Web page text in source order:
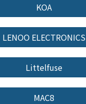
KOA
LENOO ELECTRONICS
Littelfuse
MAC8